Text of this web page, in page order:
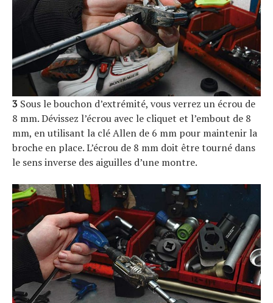
3 Sous le bouchon d’extrémité, vous verrez un écrou de
8 mm. Dévissez l’écrou avec le cliquet et l’embout de 8
mm, en utilisant la clé Allen de 6 mm pour maintenir la
broche en place. L’écrou de 8 mm doit être tourné dans
le sens inverse des aiguilles d’une montre.